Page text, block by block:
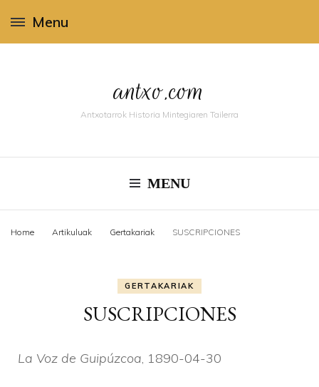
Menu
antxo.com
Antxotarrok Historia Mintegiaren Tailerra
MENU
Home Artikuluak Gertakariak SUSCRIPCIONES
GERTAKARIAK
SUSCRIPCIONES
La Voz de Guipúzcoa, 1890-04-30